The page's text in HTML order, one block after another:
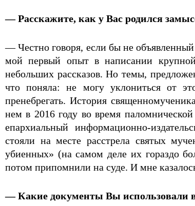
— Расскажите, как у Вас родился
— Честно говоря, если бы не
мой первый опыт в написании
небольших рассказов. Но темы,
что поняла: не могу уклониться от
пренебрегать. История
нем в 2016 году во время
епархиальный информационно-
стояли на месте расстрела святых
убиенных» (на самом деле их гораздо
потом припомнили на суде. И мне
— Какие документы Вы использовали в